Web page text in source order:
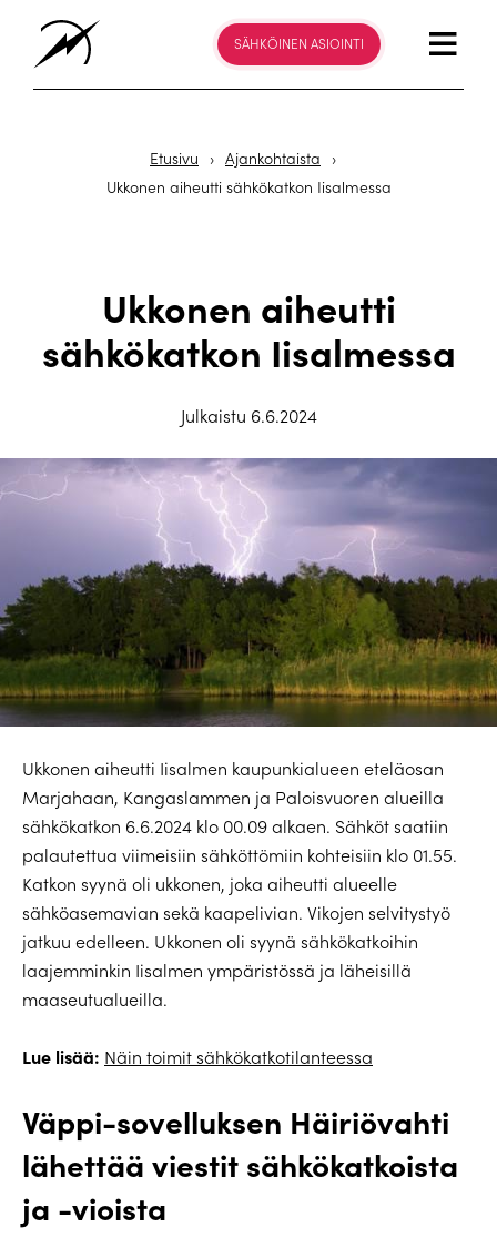
SÄHKÖINEN ASIOINTI
Etusivu › Ajankohtaista
›
Ukkonen aiheutti sähkökatkon Iisalmessa
Ukkonen aiheutti
sähkökatkon Iisalmessa
Julkaistu 6.6.2024
Ukkonen aiheutti Iisalmen kaupunkialueen eteläosan
Marjahaan, Kangaslammen ja Paloisvuoren alueilla
sähkökatkon 6.6.2024 klo 00.09 alkaen. Sähköt saatiin
palautettua viimeisiin sähköttömiin kohteisiin klo 01.55.
Katkon syynä oli ukkonen, joka aiheutti alueelle
sähköasemavian sekä kaapelivian. Vikojen selvitystyö
jatkuu edelleen. Ukkonen oli syynä sähkökatkoihin
laajemminkin Iisalmen ympäristössä ja läheisillä
maaseutualueilla.
Lue lisää: Näin toimit sähkökatkotilanteessa
Väppi-sovelluksen Häiriövahti
lähettää viestit sähkökatkoista
ja -vioista